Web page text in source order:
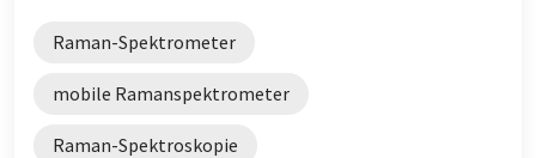
Raman-Spektrometer
mobile Ramanspektrometer
Raman-Spektroskopie